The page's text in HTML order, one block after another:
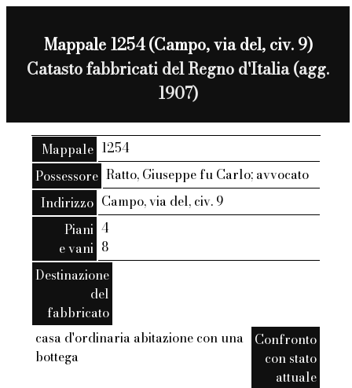
Mappale 1254 (Campo, via del, civ. 9)
Catasto fabbricati del Regno d'Italia (agg.
1907)
Mappale 1254
Possessore Ratto, Giuseppe fu Carlo; avvocato
Indirizzo Campo, via del, civ. 9
Piani
e vani
4
8
Destinazione
del
fabbricato
casa d'ordinaria abitazione con una
bottega
Confronto
con stato
attuale